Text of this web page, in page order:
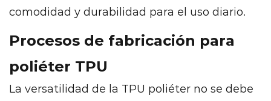
comodidad y durabilidad para el uso diario.
Procesos de fabricación para
poliéter TPU
La versatilidad de la TPU poliéter no se debe